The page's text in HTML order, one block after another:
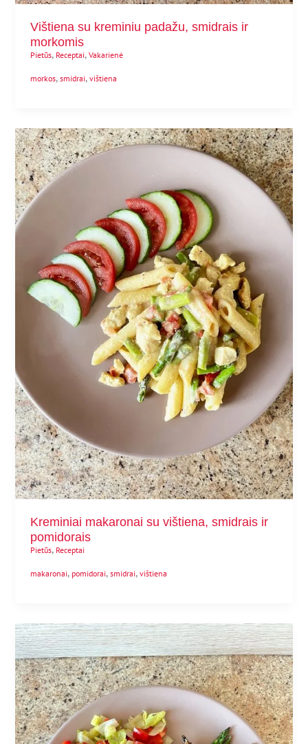
Vištiena su kreminiu padažu, smidrais ir
morkomis
Pietūs, Receptai,Vakarienė
morkos,smidrai,vištiena
Kreminiai makaronai su vištiena, smidrais ir
pomidorais
Pietūs, Receptai
makaronai, pomidorai,smidrai,vištiena